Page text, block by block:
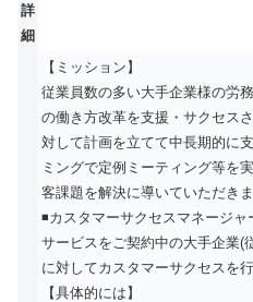
詳
細
【ミッション】
従業員数の多い大手企業様の労
の働き方改革を支援・サクセス
対して計画を立てて中長期的に
ミングで定例ミーティング等を
客課題を解決に導いていただきま
◾️カスタマーサクセスマネージ
サービスをご契約中の大手企業(
に対してカスタマーサクセスを
【具体的には】